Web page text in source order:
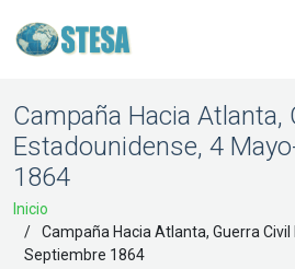
Campaña Hacia Atlanta,
Estadounidense, 4
1864
Inicio
Campaña Hacia Atlanta, Guerra
Septiembre 1864